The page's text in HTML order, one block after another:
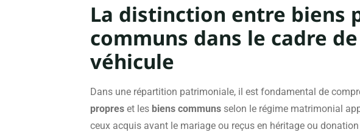
La distinction entre biens
communs dans le cadre
véhicule
Dans une répartition patrimoniale, il est fondamental de
propres et les biens communs selon le régime matrimonial
ceux acquis avant le mariage ou reçus en héritage ou